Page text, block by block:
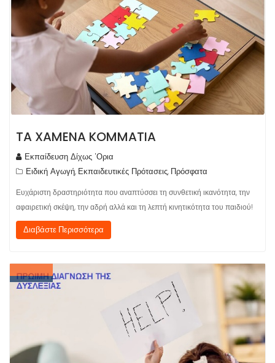
TA XAMENA KOMMATIA
Εκπαίδευση Δίχως 'Ορια
Ειδική Αγωγή, Εκπαιδευτικές Πρότασεις, Πρόσφατα
Ευχάριστη δραστηριότητα που αναπτύσσει τη συνθετική ικανότητα, την
αφαιρετική σκέψη, την αδρή αλλά και τη λεπτή κινητικότητα του παιδιού!
Διαβάστε Περισσότερα